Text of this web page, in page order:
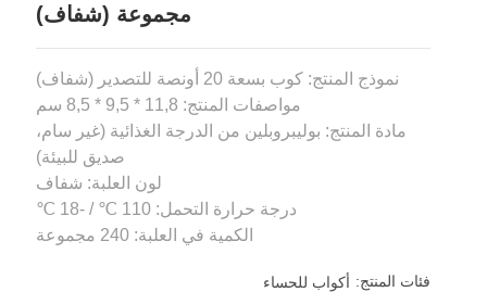
مجموعة (شفاف)
مادة المنتج: بوليبروبلين من الدرجة الغذائية (غير سام،
الكمية في العلبة: 240 مجموعة
فئات المنتج: أكواب للحساء